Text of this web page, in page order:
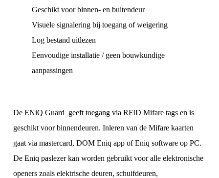
Geschikt voor binnen- en buitendeur
Visuele signalering bij toegang of weigering
Log bestand uitlezen
Eenvoudige installatie / geen bouwkundige
aanpassingen
De ENiQ Guard geeft toegang via RFID Mifare tags en is
geschikt voor binnendeuren. Inleren van de Mifare kaarten
gaat via mastercard, DOM Eniq app of Eniq software op PC.
De Eniq paslezer kan worden gebruikt voor alle elektronische
openers zoals elektrische deuren, schuifdeuren,